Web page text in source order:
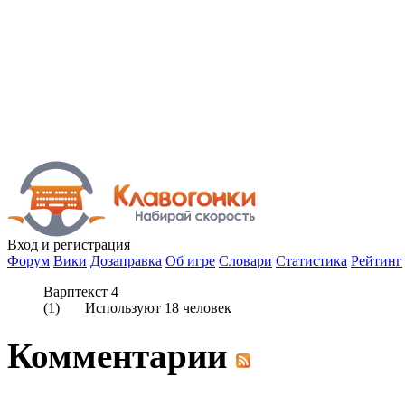
Вход и регистрация
Форум Вики Дозаправка Об игре Словари Статистика Рейтинг
Варптекст 4
(1) Используют 18 человек
Комментарии